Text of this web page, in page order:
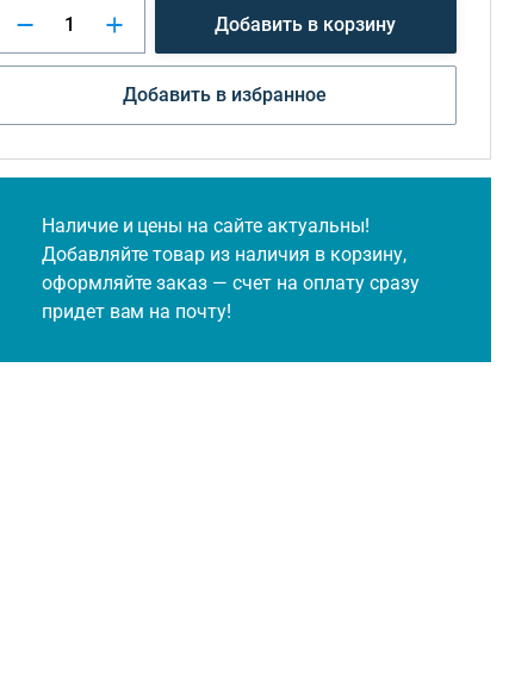
Добавить в корзину
Добавить в избранное
Наличие и цены на сайте актуальны!
Добавляйте товар из наличия в корзину,
оформляйте заказ — счет на оплату сразу
придет вам на почту!